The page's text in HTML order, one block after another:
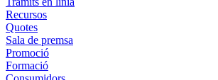
Recursos
Quotes
Sala de premsa
Promoció
Formació